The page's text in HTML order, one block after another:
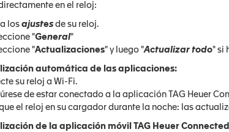
en el reloj:
los ajustesde su reloj.
"General"
"Actualizaciones" y luego "Actualizar todo" si
automática de las aplicaciones:
su reloj a Wi-Fi.
de estar conectado a la aplicación TAG Heuer
el reloj en su cargador durante la noche: las
de la aplicación móvil TAG Heuer